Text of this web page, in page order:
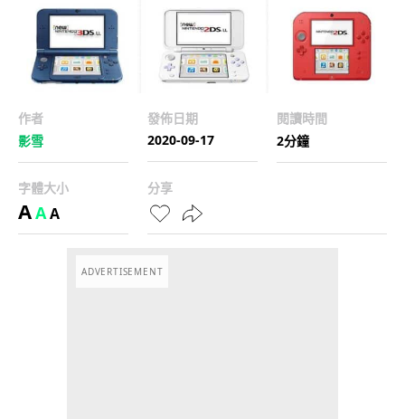
作者
影雪
發佈日期
2020-09-17
閱讀時間
2分鐘
字體大小
AAA
分享
ADVERTISEMENT